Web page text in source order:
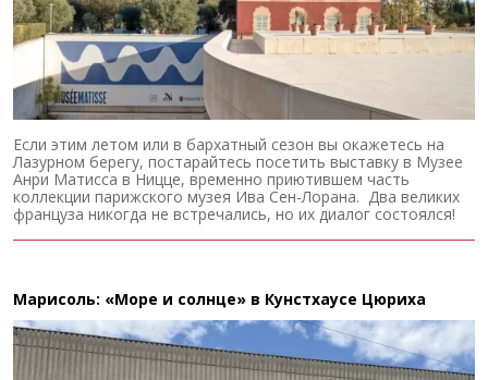
Если этим летом или в бархатный сезон вы окажетесь на
Лазурном берегу, постарайтесь посетить выставку в Музее
Анри Матисса в Ницце, временно приютившем часть
коллекции парижского музея Ива Сен-Лорана. Два великих
француза никогда не встречались, но их диалог состоялся!
Марисоль: «Море и солнце» в Кунстхаусе Цюриха